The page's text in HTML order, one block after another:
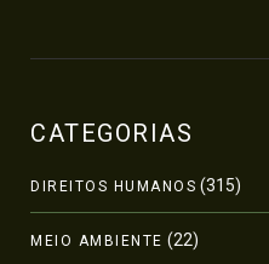
CATEGORIAS
DIREITOS HUMANOS (315)
MEIO AMBIENTE (22)